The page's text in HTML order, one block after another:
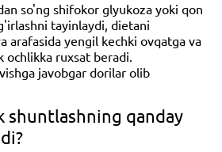
so'ng shifokor glyukoza yoki qon
tayinlaydi, dietani
arafasida yengil kechki ovqatga va
ochlikka ruxsat beradi.
javobgar dorilar olib
shuntlashning qanday